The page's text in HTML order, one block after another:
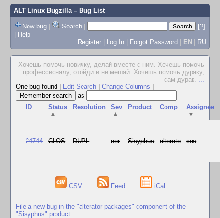
ALT Linux Bugzilla– Bug List
New bug | Search |
[?]
| Help
Register | Log In | Forgot Password | EN | RU
Хочешь помочь новичку, делай вместе с ним. Хочешь помочь
профессионалу, отойди и не мешай. Хочешь помочь дураку,
сам дурак. ...
One bug found
Edit Search Change Columns
as
ID
Status
▲
Resolution
Sev
▲
Product Comp
Assignee
▼
24744 CLOS DUPL nor Sisyphus alterato cas
CSV Feed iCal
File a new bug in the "alterator-packages" component of the
"Sisyphus" product